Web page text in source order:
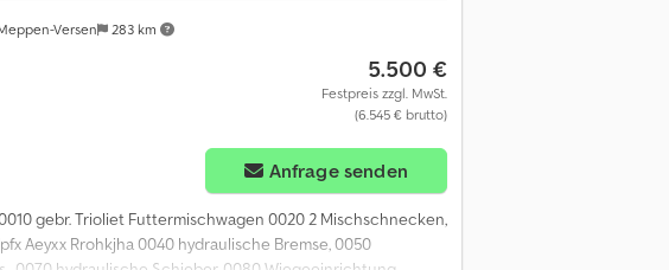
Versen 283 km
5.500 €
Festpreis zzgl. MwSt.
(6.545 € brutto)
Anfrage senden
0010 gebr. Trioliet Futtermischwagen 0020 2 Mischschnecken,
Aeyxx Rrohkjha 0040 hydraulische Bremse, 0050